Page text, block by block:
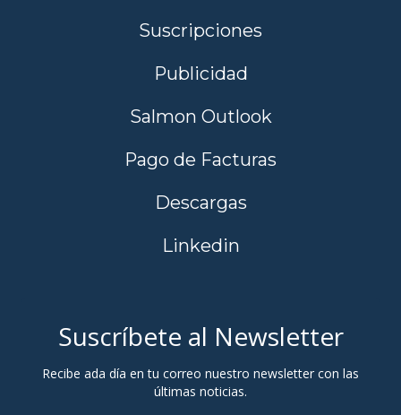
Suscripciones
Publicidad
Salmon Outlook
Pago de Facturas
Descargas
Linkedin
Suscríbete al Newsletter
Recibe ada día en tu correo nuestro newsletter con las
últimas noticias.